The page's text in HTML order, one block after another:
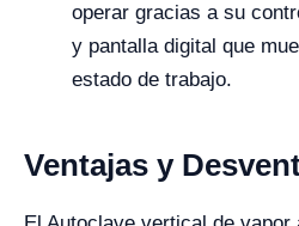
operar gracias a su
y pantalla digital que
estado de trabajo.
Ventajas y